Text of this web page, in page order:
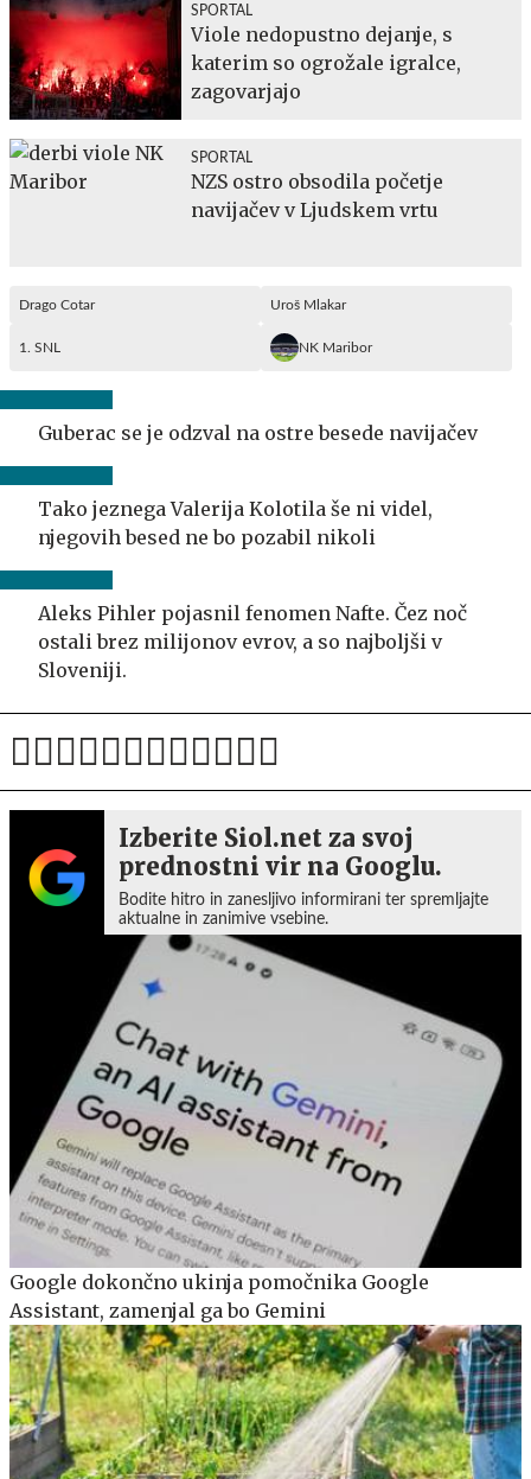
SPORTAL
Viole nedopustno dejanje, s
katerim so ogrožale igralce,
zagovarjajo
SPORTAL
NZS ostro obsodila početje
navijačev v Ljudskem vrtu
Drago Cotar Uroš Mlakar
1. SNL NK Maribor
Guberac se je odzval na ostre besede navijačev
Tako jeznega Valerija Kolotila še ni videl,
njegovih besed ne bo pozabil nikoli
Aleks Pihler pojasnil fenomen Nafte. Čez noč
ostali brez milijonov evrov, a so najboljši v
Sloveniji.
Izberite Siol.net za svoj
prednostni vir na Googlu.
Bodite hitro in zanesljivo informirani ter spremljajte
aktualne in zanimive vsebine.
Google dokončno ukinja pomočnika Google
Assistant, zamenjal ga bo Gemini